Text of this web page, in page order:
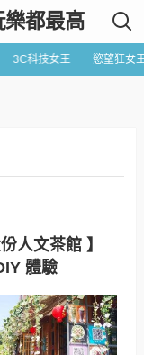
都最高
3C科技女王 慾望狂女
人文茶館 】
體驗